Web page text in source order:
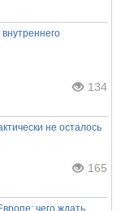
134
не осталось
165
чего ждать